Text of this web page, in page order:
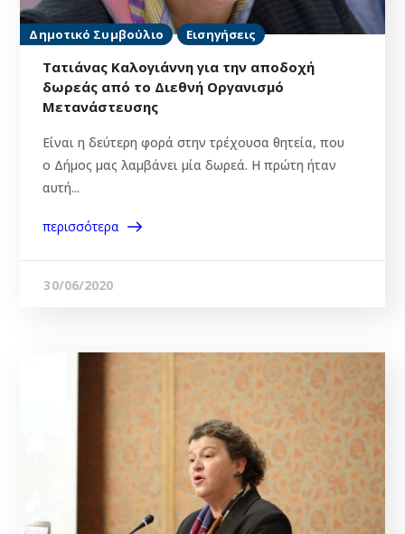
Δημοτικό Συμβούλιο Εισηγήσεις
Τατιάνας Καλογιάννη για την αποδοχή
δωρεάς από το Διεθνή Οργανισμό
Μετανάστευσης
Είναι η δεύτερη φορά στην τρέχουσα θητεία, που
ο Δήμος μας λαμβάνει μία δωρεά. Η πρώτη ήταν
αυτή...
περισσότερα
30/06/2020